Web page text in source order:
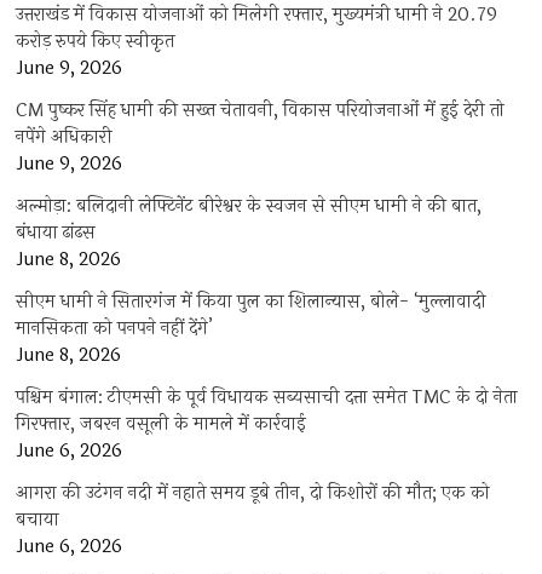
उत्तराखंड में विकास योजनाओं को मिलेगी रफ्तार, मुख्यमंत्री धामी ने 20.79
करोड़ रुपये किए स्वीकृत
June 9, 2026
CM पुष्कर सिंह धामी की सख्त चेतावनी, विकास परियोजनाओं में हुई देरी तो
नपेंगे अधिकारी
June 9, 2026
अल्मोड़ा: बलिदानी लेफ्टिनेंट बीरेश्वर के स्वजन से सीएम धामी ने की बात,
बंधाया ढांढस
June 8, 2026
सीएम धामी ने सितारगंज में किया पुल का शिलान्यास, बोले- ‘मुल्लावादी
मानसिकता को पनपने नहीं देंगे’
June 8, 2026
पश्चिम बंगाल: टीएमसी के पूर्व विधायक सब्यसाची दत्ता समेत TMC के दो नेता
गिरफ्तार, जबरन वसूली के मामले में कार्रवाई
June 6, 2026
आगरा की उटंगन नदी में नहाते समय डूबे तीन, दो किशोरों की मौत; एक को
बचाया
June 6, 2026